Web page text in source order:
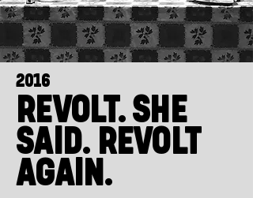
2016
REVOLT. SHE
SAID. REVOLT
AGAIN.